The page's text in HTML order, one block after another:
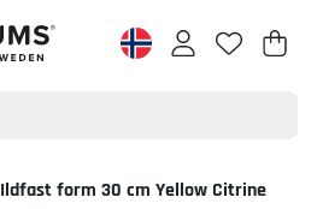
.
Ildfast form 30 cm Yellow Citrine